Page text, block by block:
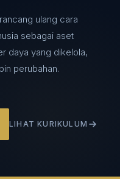
ulang cara
sebagai aset
daya yang dikelola,
perubahan.
LIHAT KURIKULUM